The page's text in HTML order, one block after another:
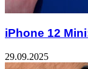
iPhone 12
29.09.2025